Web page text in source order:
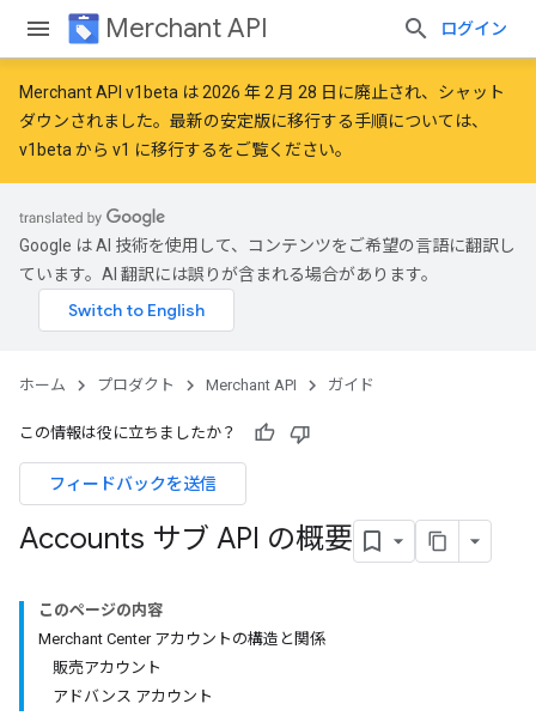
Merchant API ログイン
Merchant API v1beta は 2026 年 2 月 28 日に廃止され、シャット
ダウンされました。最新の安定版に移行する手順については、
v1beta から v1 に移行するをご覧ください。
Google は AI 技術を使用して、コンテンツをご希望の言語に翻訳し
ています。AI 翻訳には誤りが含まれる場合があります。
ホーム プロダクト Merchant API ガイド
この情報は役に立ちましたか？
フィードバックを送信
Accounts サブ API の概要
このページの内容
Merchant Center アカウントの構造と関係
販売アカウント
アドバンス アカウント